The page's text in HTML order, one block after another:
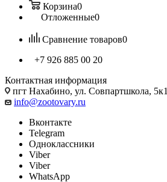
Корзина0
Отложенные0
Сравнение товаров0
+7 926 885 00 20
Контактная информация
пгт Нахабино, ул. Совпартшкола, 5к1
info@zootovary.ru
Вконтакте
Telegram
Одноклассники
Viber
Viber
WhatsApp